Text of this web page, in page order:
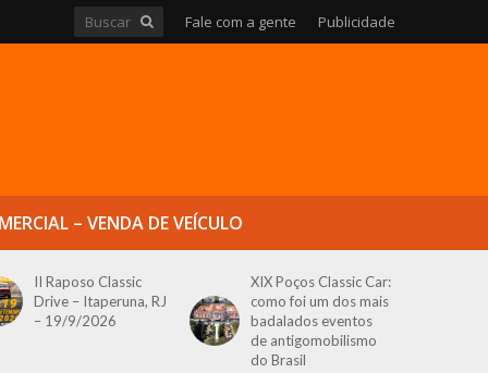
Fale com a gente Publicidade
– VENDA DE VEÍCULO
II Raposo Classic
Drive – Itaperuna, RJ
– 19/9/2026
XIX Poços Classic Car:
como foi um dos mais
badalados eventos
de antigomobilismo
do Brasil